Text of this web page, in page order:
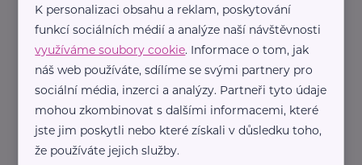
Na Poříčním právu 1/376 Praha 2
https://www.mpsv.cz/
+420 950 191 111
posta@mpsv.cz
Nadační fond pro předčasně
narozené děti
K personalizaci obsahu a reklam, poskytování
funkcí sociálních médií a analýze naší návštěvnosti
využíváme soubory cookie. Informace o tom, jak
náš web používáte, sdílíme se svými partnery pro
sociální média, inzerci a analýzy. Partneři tyto údaje
mohou zkombinovat s dalšími informacemi, které
jste jim poskytli nebo které získali v důsledku toho,
že používáte jejich služby.